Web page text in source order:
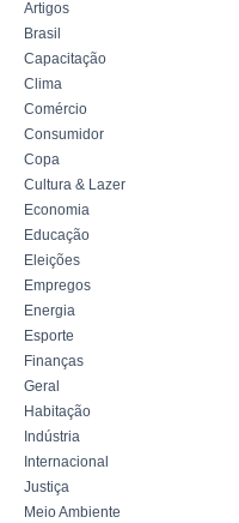
Artigos
Brasil
Capacitação
Clima
Comércio
Consumidor
Copa
Cultura & Lazer
Economia
Educação
Eleições
Empregos
Energia
Esporte
Finanças
Geral
Habitação
Indústria
Internacional
Justiça
Meio Ambiente